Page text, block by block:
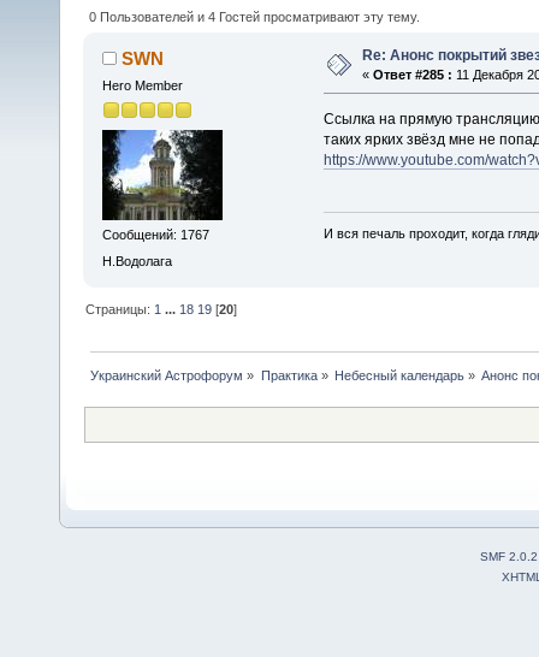
0 Пользователей и 4 Гостей просматривают эту тему.
SWN
Hero Member
Сообщений: 1767
Н.Водолага
Re: Анонс покрытий
« Ответ #285 : 11 Декабря
Ссылка на прямую
таких ярких звёзд мне не
https://www.youtube.com/
И вся печаль проходит, когда
Страницы: 1 ... 18 19 [20]
Украинский Астрофорум » Практика» Небесный календарь» Анонс
SMF 2.0.2